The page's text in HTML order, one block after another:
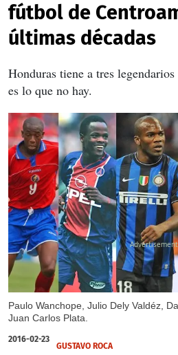
fútbol de
últimas décadas
Honduras tiene a tres
es lo que no hay.
Paulo Wanchope, Julio Dely Valdéz,
Juan Carlos Plata.
2016-02-23
GUSTAVO ROCA